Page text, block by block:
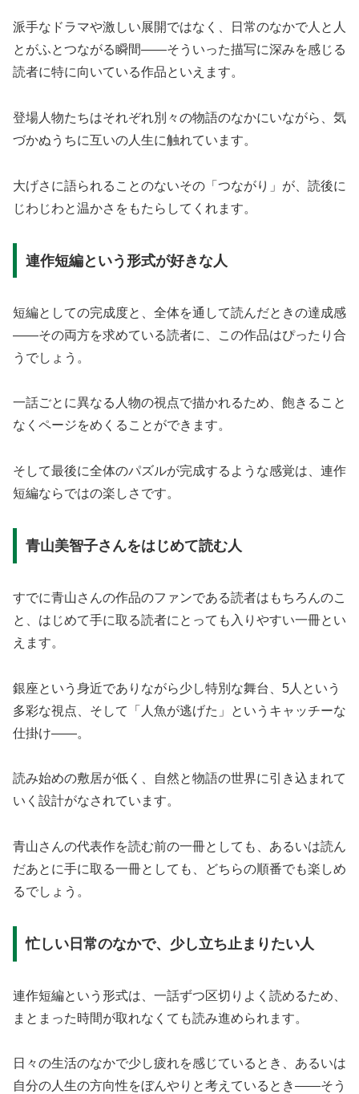
派手なドラマや激しい展開ではなく、日常のなかで人と人
とがふとつながる瞬間——そういった描写に深みを感じる
読者に特に向いている作品といえます。
登場人物たちはそれぞれ別々の物語のなかにいながら、気
づかぬうちに互いの人生に触れています。
大げさに語られることのないその「つながり」が、読後に
じわじわと温かさをもたらしてくれます。
連作短編という形式が好きな人
短編としての完成度と、全体を通して読んだときの達成感
——その両方を求めている読者に、この作品はぴったり合
うでしょう。
一話ごとに異なる人物の視点で描かれるため、飽きること
なくページをめくることができます。
そして最後に全体のパズルが完成するような感覚は、連作
短編ならではの楽しさです。
青山美智子さんをはじめて読む人
すでに青山さんの作品のファンである読者はもちろんのこ
と、はじめて手に取る読者にとっても入りやすい一冊とい
えます。
銀座という身近でありながら少し特別な舞台、5人という
多彩な視点、そして「人魚が逃げた」というキャッチーな
仕掛け——。
読み始めの敷居が低く、自然と物語の世界に引き込まれて
いく設計がなされています。
青山さんの代表作を読む前の一冊としても、あるいは読ん
だあとに手に取る一冊としても、どちらの順番でも楽しめ
るでしょう。
忙しい日常のなかで、少し立ち止まりたい人
連作短編という形式は、一話ずつ区切りよく読めるため、
まとまった時間が取れなくても読み進められます。
日々の生活のなかで少し疲れを感じているとき、あるいは
自分の人生の方向性をぼんやりと考えているとき——そう